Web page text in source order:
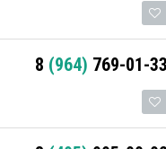
8 (964) 769-01-33